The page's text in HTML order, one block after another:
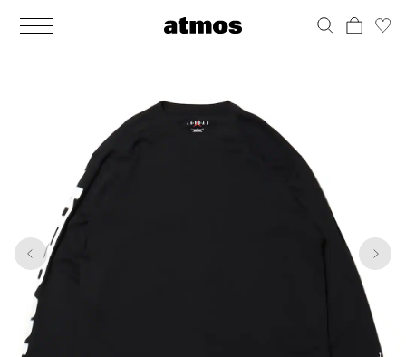
MEN
アクセサリー
その他
シューズ
サンダル
その他
すべてのシューズ
ウェア
ソックス
アンダーウェア
水着
バッグ
バックパック / リュック
ショルダー / メッセンジャーバッグ
トート / エコバッグ
クラッチ / セカンドバッグ
ウエストバッグ
その他
アクセサリー
ポーチ / ウォレット
グッズ / アクセサリー
その他
すべてのアクセサリー
その他
シューケア / グッズ
おもちゃ / フィギュア
すべてのその他
WOMENS
アクセサリー
その他
シューズ
サンダル / パンプス
その他
すべてのシューズ
ウェア
ワンピース
スカート
ソックス
バッグ
バックパック / リュック
ショルダー / メッセンジャーバッグ
トート / エコバッグ
クラッチ / セカンドバッグ
ウエストバッグ
その他
アクセサリー
ポーチ / ウォレット
グッズ / アクセサリー
その他
すべてのアクセサリー
その他
シューケア / グッズ
おもちゃ / フィギュア
すべてのその他
1 7